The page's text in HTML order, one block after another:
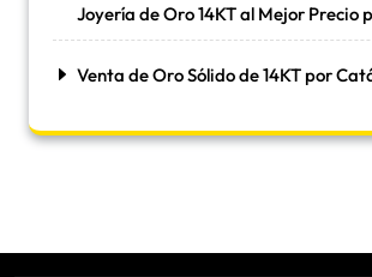
Joyería de Oro 14KT al Mejor Precio
Venta de Oro Sólido de 14KT por